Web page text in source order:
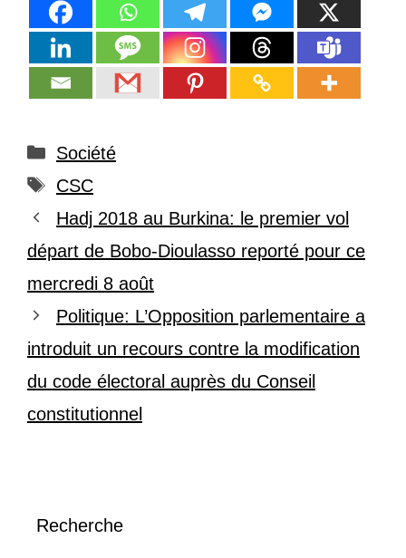
Catégories
Société
Étiquettes
CSC
Hadj 2018 au Burkina: le premier vol
départ de Bobo-Dioulasso reporté pour ce
mercredi 8 août
Politique: L’Opposition parlementaire a
introduit un recours contre la modification
du code électoral auprès du Conseil
constitutionnel
Recherche